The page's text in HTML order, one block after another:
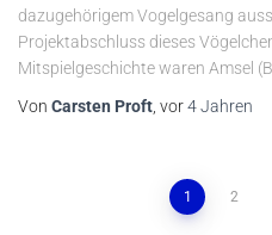
dazugehörigem Vogelgesang
Projektabschluss dieses
Mitspielgeschichte waren Amsel
Von Carsten Proft , vor4 Jahren
1 2